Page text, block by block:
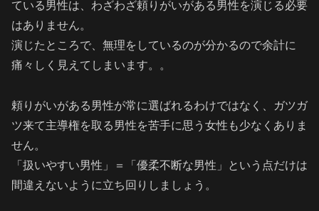
ている男性は、わざわざ頼りがいがある男性を演じる必要
はありません。
演じたところで、無理をしているのが分かるので余計に
痛々しく見えてしまいます。。
頼りがいがある男性が常に選ばれるわけではなく、ガツガ
ツ来て主導権を取る男性を苦手に思う女性も少なくありま
せん。
「扱いやすい男性」＝「優柔不断な男性」という点だけは
間違えないように立ち回りしましょう。